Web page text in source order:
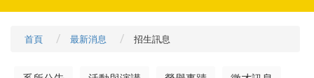
首頁 最新消息 招生訊息